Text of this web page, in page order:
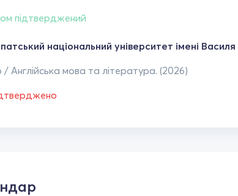
підтверджений
національний університет імені
/ Англійська мова та література. (2026)